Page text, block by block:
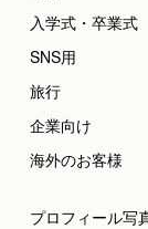
入学式・卒業式
SNS用
旅行
企業向け
海外のお客様
プロフィール写